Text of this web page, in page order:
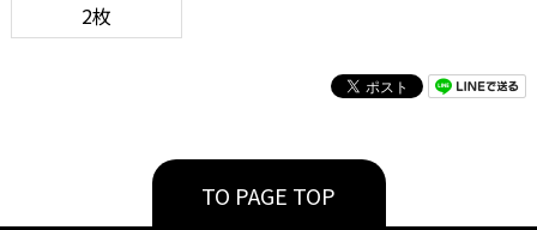
2枚
TO PAGE TOP